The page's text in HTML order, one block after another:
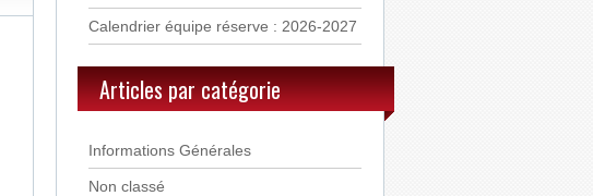
Calendrier équipe réserve : 2026-2027
Articles par catégorie
Informations Générales
Non classé